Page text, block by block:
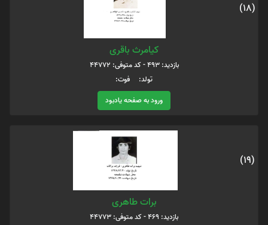
(18)
کیامرث باقری
بازدید: 493 - کد متوفی: 44772
تولد: فوت:
ورود به صفحه یادبود
(19)
برات طاهری
بازدید: 469 - کد متوفی: 44773